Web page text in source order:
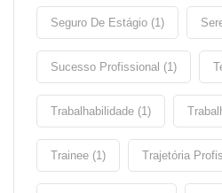
Seguro De Estágio (1)
Sucesso Profissional (1)
Trabalhabilidade (1)
Trainee (1) Trajetória